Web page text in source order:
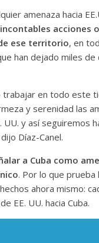
amenaza hacia
acciones
ese territorio, en
han dejado miles de
trabajar en todo este
y serenidad las
UU. y así seguiremos
Díaz-Canel.
a Cuba como
. Por lo que
ahora mismo:
EE. UU. hacia Cuba.